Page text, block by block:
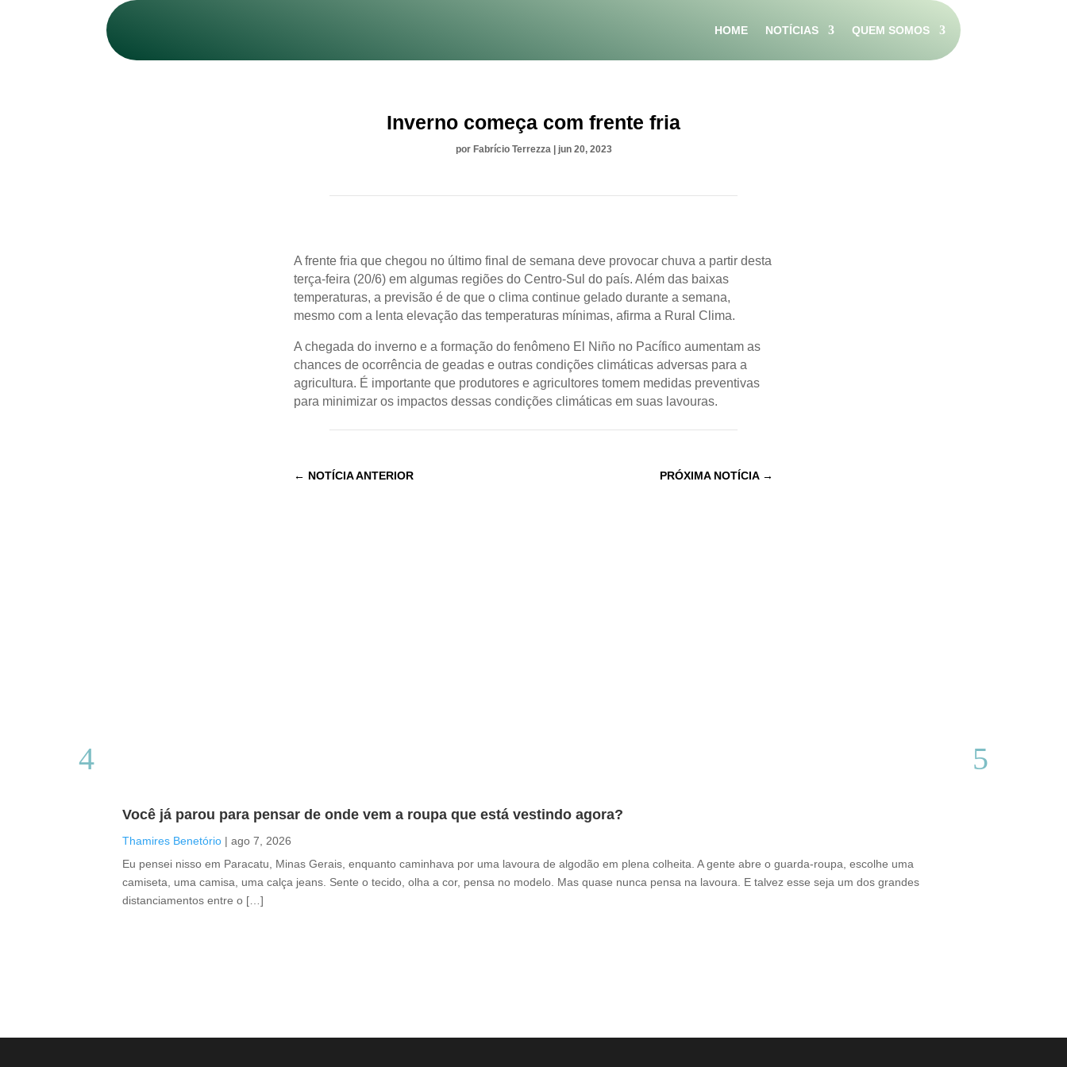
HOME NOTÍCIAS QUEM SOMOS
Inverno começa com frente fria
por Fabrício Terrezza | jun 20, 2023
A frente fria que chegou no último final de semana deve provocar chuva a partir desta
terça-feira (20/6) em algumas regiões do Centro-Sul do país. Além das baixas
temperaturas, a previsão é de que o clima continue gelado durante a semana,
mesmo com a lenta elevação das temperaturas mínimas, afirma a Rural Clima.
A chegada do inverno e a formação do fenômeno El Niño no Pacífico aumentam as
chances de ocorrência de geadas e outras condições climáticas adversas para a
agricultura. É importante que produtores e agricultores tomem medidas preventivas
para minimizar os impactos dessas condições climáticas em suas lavouras.
← NOTÍCIA ANTERIOR PRÓXIMA NOTÍCIA→
Você já parou para pensar de onde vem a roupa que está vestindo agora?
Thamires Benetório | ago 7, 2026
Eu pensei nisso em Paracatu, Minas Gerais, enquanto caminhava por uma lavoura de algodão em plena colheita. A gente abre o guarda-roupa, escolhe uma
camiseta, uma camisa, uma calça jeans. Sente o tecido, olha a cor, pensa no modelo. Mas quase nunca pensa na lavoura. E talvez esse seja um dos grandes
distanciamentos entre o […]